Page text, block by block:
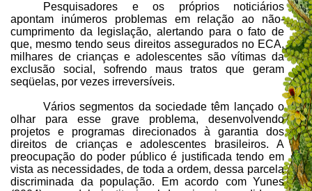
Pesquisadores e os próprios noticiários
apontam inúmeros problemas em relação ao não-
cumprimento da legislação, alertando para o fato de
que, mesmo tendo seus direitos assegurados no ECA,
milhares de crianças e adolescentes são vítimas da
exclusão social, sofrendo maus tratos que geram
seqüelas, por vezes irreversíveis.
Vários segmentos da sociedade têm lançado o
olhar para esse grave problema, desenvolvendo
projetos e programas direcionados à garantia dos
direitos de crianças e adolescentes brasileiros. A
preocupação do poder público é justificada tendo em
vista as necessidades, de toda a ordem, dessa parcela
discriminada da população. Em acordo com Yunes